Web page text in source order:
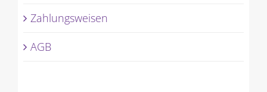
Zahlungsweisen
AGB